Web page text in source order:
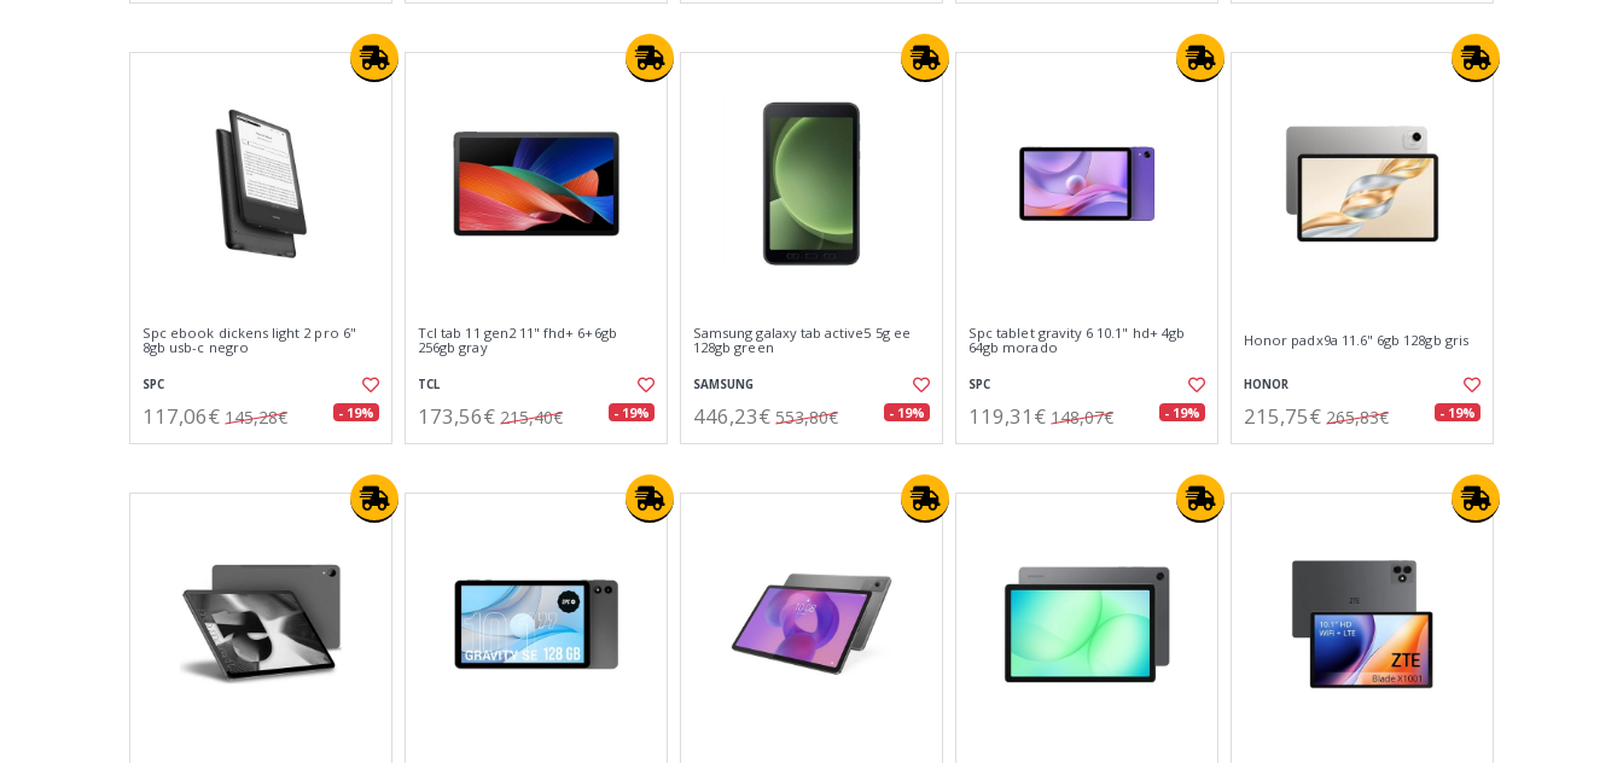
Spc ebook dickens light 2 pro 6"
8gb usb-c negro
SPC
117,06€ 145,28€ - 19%
Tcl tab 11 gen2 11" fhd+ 6+6gb
256gb gray
TCL
173,56€ 215,40€ - 19%
Samsung galaxy tab active5 5g ee
128gb green
SAMSUNG
446,23€ 553,80€ - 19%
Spc tablet gravity 6 10.1" hd+ 4gb
64gb morado
SPC
119,31€ 148,07€ - 19%
Honor padx9a 11.6" 6gb 128gb gris
HONOR
215,75€ 265,83€ - 19%